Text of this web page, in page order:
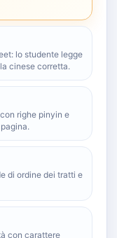
lo studente legge
cinese corretta.
righe pinyin e
di ordine dei tratti e
con carattere